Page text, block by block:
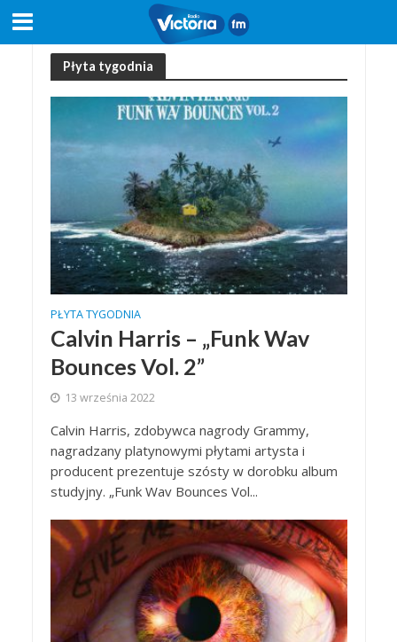
Płyta tygodnia
PŁYTA TYGODNIA
Calvin Harris – „Funk Wav
Bounces Vol. 2”
13 września 2022
Calvin Harris, zdobywca nagrody Grammy,
nagradzany platynowymi płytami artysta i
producent prezentuje szósty w dorobku album
studyjny. „Funk Wav Bounces Vol...